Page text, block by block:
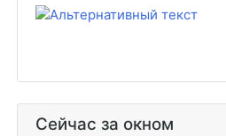
Сейчас за окном